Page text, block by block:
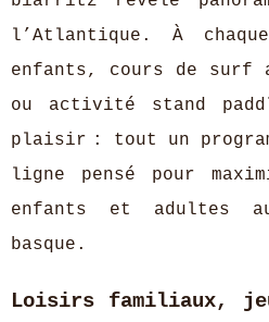
l’Atlantique. À
enfants, cours de surf
ou activité stand
plaisir : tout un
ligne pensé pour
enfants et adultes
basque.
Loisirs familiaux,